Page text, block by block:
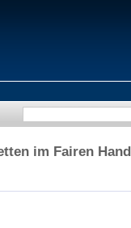
im Fairen